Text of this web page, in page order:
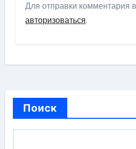
Для отправки комментария
авторизоваться.
Поиск